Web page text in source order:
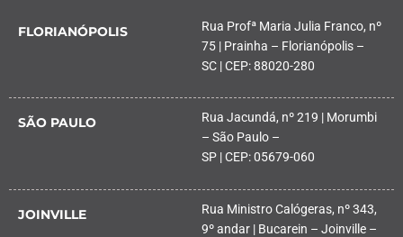
FLORIANÓPOLIS
Rua Profª Maria Julia Franco, nº
75 | Prainha – Florianópolis –
SC | CEP: 88020-280
SÃO PAULO
Rua Jacundá, nº 219 | Morumbi
– São Paulo –
SP | CEP: 05679-060
JOINVILLE
Rua Ministro Calógeras, nº 343,
9º andar | Bucarein – Joinville –